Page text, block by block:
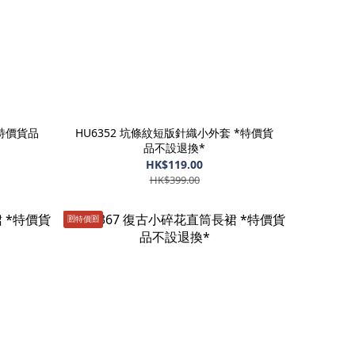
價貨品
HU6352 坑條紋短版針織小外套 *特價貨
品不設退換*
HK$119.00
HK$399.00
🈹️特價🈹️